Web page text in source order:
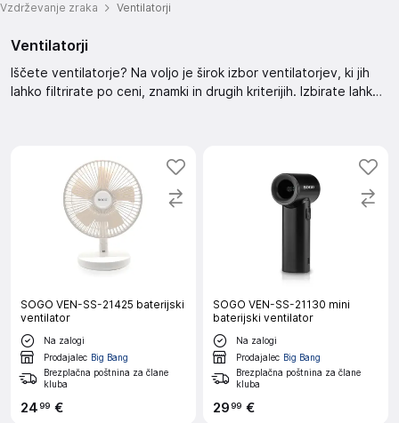
Vzdrževanje zraka
Ventilatorji
Ventilatorji
Iščete ventilatorje? Na voljo je širok izbor ventilatorjev, ki jih
lahko filtrirate po ceni, znamki in drugih kriterijih. Izbirate lahko
SOGO VEN-SS-21425 baterijski
ventilator
Na zalogi
Prodajalec Big Bang
Brezplačna poštnina za člane
kluba
2499 €
SOGO VEN-SS-21130 mini
baterijski ventilator
Na zalogi
Prodajalec Big Bang
Brezplačna poštnina za člane
kluba
2999 €